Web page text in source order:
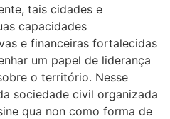
tais cidades e
capacidades
e financeiras fortalecidas
um papel de liderança
o território. Nesse
sociedade civil organizada
qua non como forma de